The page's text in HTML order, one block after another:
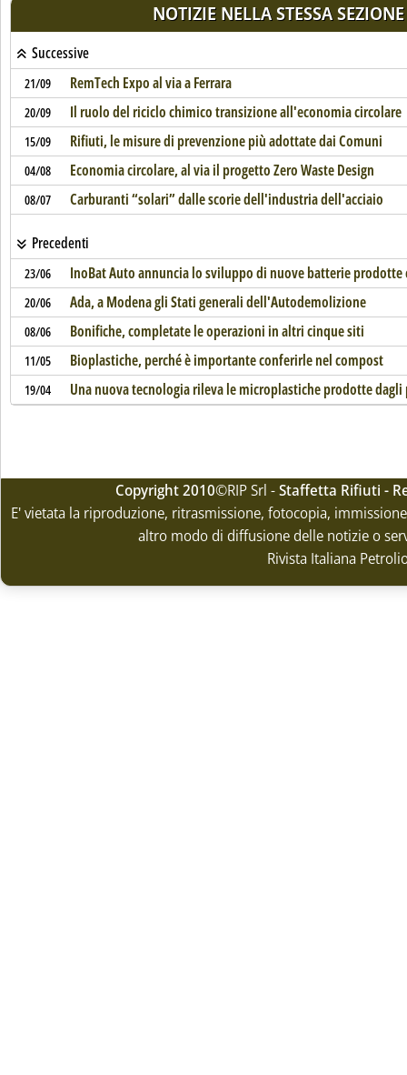
NOTIZIE NELLA STESSA SEZIONE
Successive
21/09 RemTech Expo al via a Ferrara
20/09 Il ruolo del riciclo chimico transizione all'economia circolare
15/09 Rifiuti, le misure di prevenzione più adottate dai Comuni
04/08 Economia circolare, al via il progetto Zero Waste Design
08/07 Carburanti “solari” dalle scorie dell'industria dell'acciaio
Precedenti
23/06 InoBat Auto annuncia lo sviluppo di nuove batterie
20/06 Ada, a Modena gli Stati generali dell'Autodemolizione
08/06 Bonifiche, completate le operazioni in altri cinque siti
11/05 Bioplastiche, perché è importante conferirle nel compost
19/04 Una nuova tecnologia rileva le microplastiche prodotte
Copyright 2010©RIP Srl -Staffetta Rifiuti -
E' vietata la riproduzione, ritrasmissione, fotocopia,
altro modo di diffusione delle notizie o
Rivista Italiana